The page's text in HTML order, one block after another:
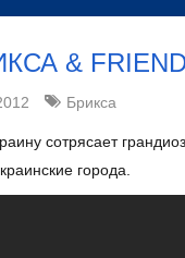
&
Брикса
сотрясает
города.